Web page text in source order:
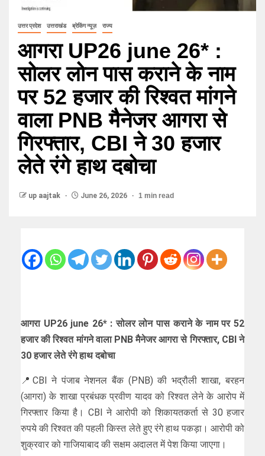
उत्तर प्रदेश उत्तराखंड ब्रेकिंग न्यूज़ राज्य
आगरा UP26 june 26* :
सोलर लोन पास कराने के नाम
पर 52 हजार की रिश्वत मांगने
वाला PNB मैनेजर आगरा से
गिरफ्तार, CBI ने 30 हजार
लेते रंगे हाथ दबोचा
up aajtak June 26, 2026 1 min read
आगरा UP26 june 26* : सोलर लोन पास कराने के नाम पर 52
हजार की रिश्वत मांगने वाला PNB मैनेजर आगरा से गिरफ्तार, CBI ने
30 हजार लेते रंगे हाथ दबोचा
📍CBI ने पंजाब नेशनल बैंक (PNB) की भद्रौली शाखा, बरहन
(आगरा) के शाखा प्रबंधक प्रवीण यादव को रिश्वत लेने के आरोप में
गिरफ्तार किया है। CBI ने आरोपी को शिकायतकर्ता से 30 हजार
रुपये की रिश्वत की पहली किस्त लेते हुए रंगे हाथ पकड़ा। आरोपी को
शुक्रवार को गाजियाबाद की सक्षम अदालत में पेश किया जाएगा।